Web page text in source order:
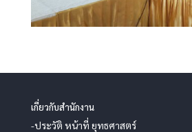
เกี่ยวกับสำนักงาน
-ประวัติ หน้าที่ ยุทธศาสตร์